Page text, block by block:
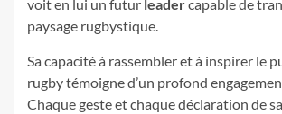
voit en lui un futur leadercapable de
paysage rugbystique.
Sa capacité à rassembler et à inspirer le
rugby témoigne d’un profond
Chaque geste et chaque déclaration de